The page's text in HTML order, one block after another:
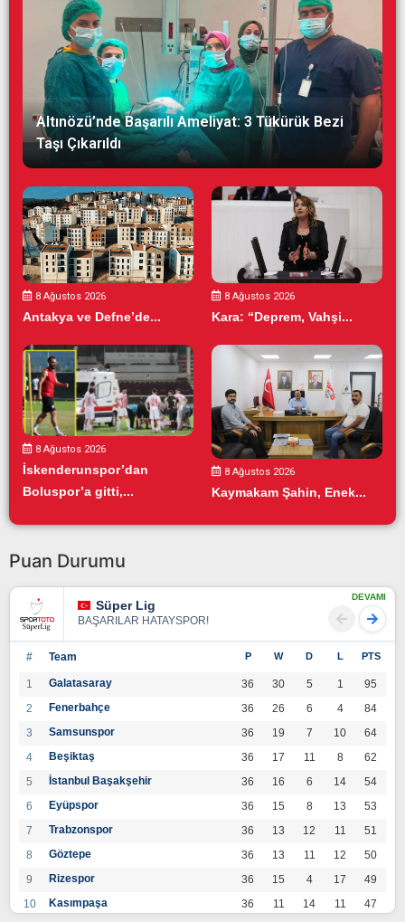
Altınözü’nde Başarılı Ameliyat: 3 Tükürük Bezi
Taşı Çıkarıldı
8 Ağustos 2026
Antakya ve Defne’de...
8 Ağustos 2026
Kara: “Deprem, Vahşi...
8 Ağustos 2026
İskenderunspor’dan
Boluspor’a gitti,...
8 Ağustos 2026
Kaymakam Şahin, Enek...
Puan Durumu
Süper Lig
BAŞARILAR HATAYSPOR!
DEVAMI
# Team P W D L PTS
1 Galatasaray 36 30 5 1
95
2
Fenerbahçe 36 26 6 4
84
3
Samsunspor 36 19 7 10
64
4
Beşiktaş 36 17 11 8
62
5
İstanbul Başakşehir 36 16 6 14
54
6
Eyüpspor 36 15 8 13
53
7
Trabzonspor 36 13 12 11
51
8
Göztepe 36 13 11 12
50
9
Rizespor 36 15 4 17
49
10
Kasımpaşa 36 11 14 11
47